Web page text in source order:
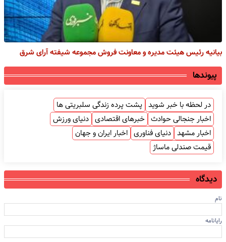
بیانیه رئیس هیئت مدیره و معاونت فروش مجموعه شیفته آرای شرق
پیوندها
در لحظه با خبر شوید پشت پرده زندگی سلبریتی ها
اخبار جنجالی حوادث خبرهای اقتصادی دنیای ورزش
اخبار مشهد دنیای فناوری اخبار ایران و جهان
قیمت صندلی ماساژ
دیدگاه
نام
رایانامه